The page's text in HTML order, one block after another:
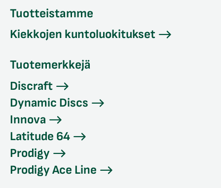
Tuotteistamme
Kiekkojen kuntoluokitukset
Tuotemerkkejä
Discraft
Dynamic Discs
Innova
Latitude 64
Prodigy
Prodigy Ace Line